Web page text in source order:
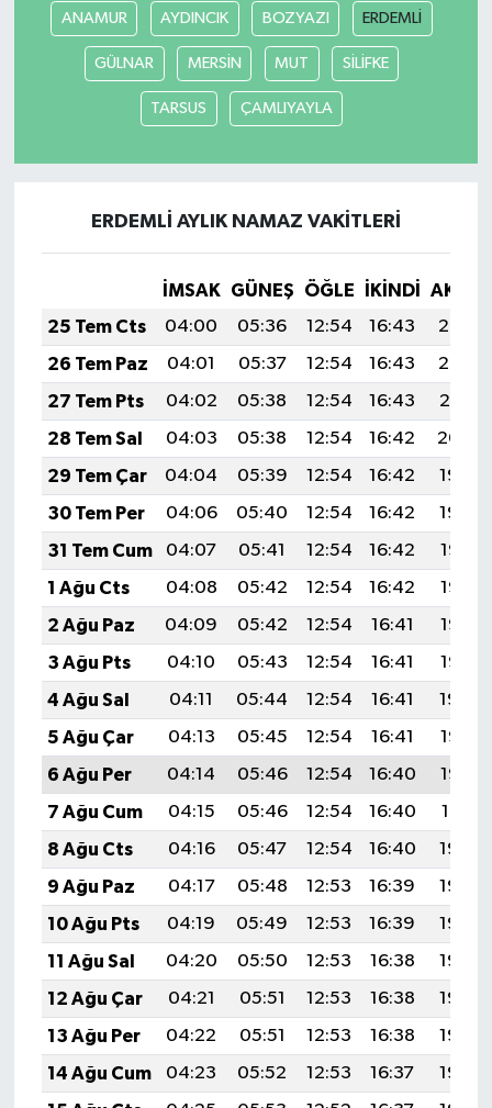
ANAMUR AYDINCIK BOZYAZI ERDEMLİ
GÜLNAR MERSİN MUT SİLİFKE
TARSUS ÇAMLIYAYLA
ERDEMLİ AYLIK NAMAZ VAKITLERI
İMSAK GÜNEŞ ÖĞLE İKINDI
25 Tem Cts
04:00 05:36 12:54 16:43
20:03
26 Tem Paz
04:01 05:37 12:54 16:43
20:02
27 Tem Pts
04:02 05:38 12:54 16:43
20:01
28 Tem Sal
04:03 05:38 12:54 16:42
20:00
29 Tem Çar
04:04 05:39 12:54 16:42
19:59
30 Tem Per
04:06 05:40 12:54 16:42
19:59
31 Tem Cum
04:07 05:41 12:54 16:42
19:58
1 Ağu Cts
04:08 05:42 12:54 16:42
19:57
2 Ağu Paz
04:09 05:42 12:54 16:41
19:56
3 Ağu Pts
04:10 05:43 12:54 16:41
19:55
4 Ağu Sal
04:11 05:44 12:54 16:41
19:54
5 Ağu Çar
04:13 05:45 12:54 16:41
19:53
6 Ağu Per
04:14 05:46 12:54 16:40
19:52
7 Ağu Cum
04:15 05:46 12:54 16:40
19:51
8 Ağu Cts
04:16 05:47 12:54 16:40
19:50
9 Ağu Paz
04:17 05:48 12:53 16:39
19:49
10 Ağu Pts
04:19 05:49 12:53 16:39
19:48
11 Ağu Sal
04:20 05:50 12:53 16:38
19:46
12 Ağu Çar
04:21 05:51 12:53 16:38
19:45
13 Ağu Per
04:22 05:51 12:53 16:38
19:44
14 Ağu Cum
04:23 05:52 12:53 16:37
19:43